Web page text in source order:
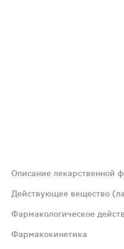
Описание лекарственной
Действующее вещество
Фармакологическое
Фармакокинетика